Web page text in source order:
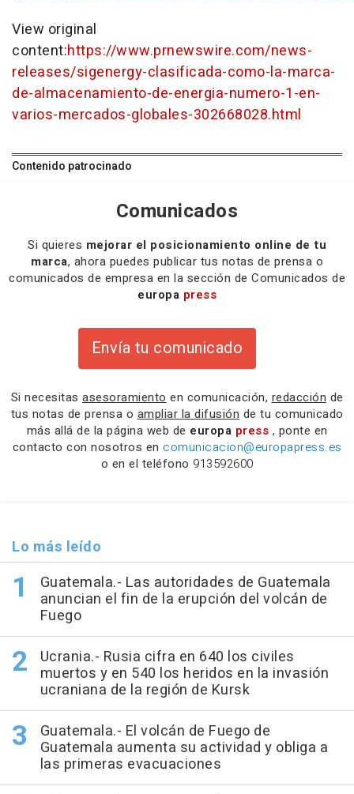
View original
content:https://www.prnewswire.com/news-
releases/sigenergy-clasificada-como-la-marca-
de-almacenamiento-de-energia-numero-1-en-
varios-mercados-globales-302668028.html
Contenido patrocinado
Comunicados
Si quieres mejorar el posicionamiento online de tu
marca, ahora puedes publicar tus notas de prensa o
comunicados de empresa en la sección de Comunicados de
europa press
Envía tu comunicado
Si necesitas asesoramiento en comunicación, redacción de
tus notas de prensa o ampliar la difusión de tu comunicado
más allá de la página web de europa press , ponte en
contacto con nosotros en comunicacion@europapress.es
o en el teléfono 913592600
Lo más leído
Guatemala.- Las autoridades de Guatemala
anuncian el fin de la erupción del volcán de
Fuego
Ucrania.- Rusia cifra en 640 los civiles
muertos y en 540 los heridos en la invasión
ucraniana de la región de Kursk
Guatemala.- El volcán de Fuego de
Guatemala aumenta su actividad y obliga a
las primeras evacuaciones